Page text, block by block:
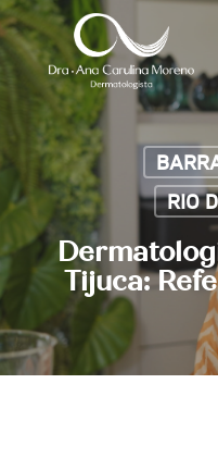
Skip
to
main
RIO
Tijuca: